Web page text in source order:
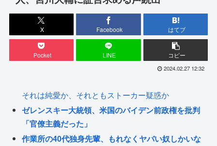
X Facebook はてブ
Pocket LINE コピー
2024.02.27 12:32
それは純愛か、それともストーカー疑惑か
ゼレンスキー大統領、米国のバイデン前政権を批判
「官僚主義だった」
作業所の40代独身先輩、もれなくヤバい奴しかいな